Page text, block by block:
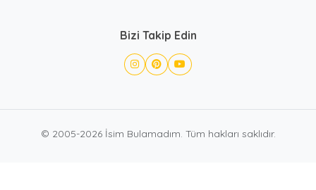
Bizi Takip Edin
© 2005-2026 İsim Bulamadım. Tüm hakları saklıdır.